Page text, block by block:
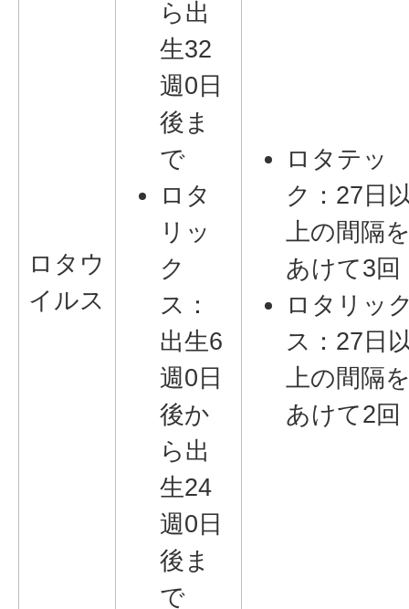
ロタウ
イルス
ら出
生32
週0日
後ま
で
ロタ
リッ
ク
ス：
出生6
週0日
後か
ら出
生24
週0日
後ま
で
ロタテッ
ク：27日
上の間隔
あけて3回
ロタリッ
ス：27日
上の間隔
あけて2回